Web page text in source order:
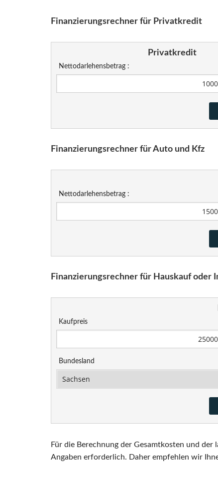
Finanzierungsrechner für Privatkredit
Privatkredit
Nettodarlehensbetrag :
Finanzierungsrechner für Auto und Kfz
Nettodarlehensbetrag :
Finanzierungsrechner für Hauskauf oder
Kaufpreis
Bundesland
Für die Berechnung der Gesamtkosten und
Angaben erforderlich. Daher empfehlen wir